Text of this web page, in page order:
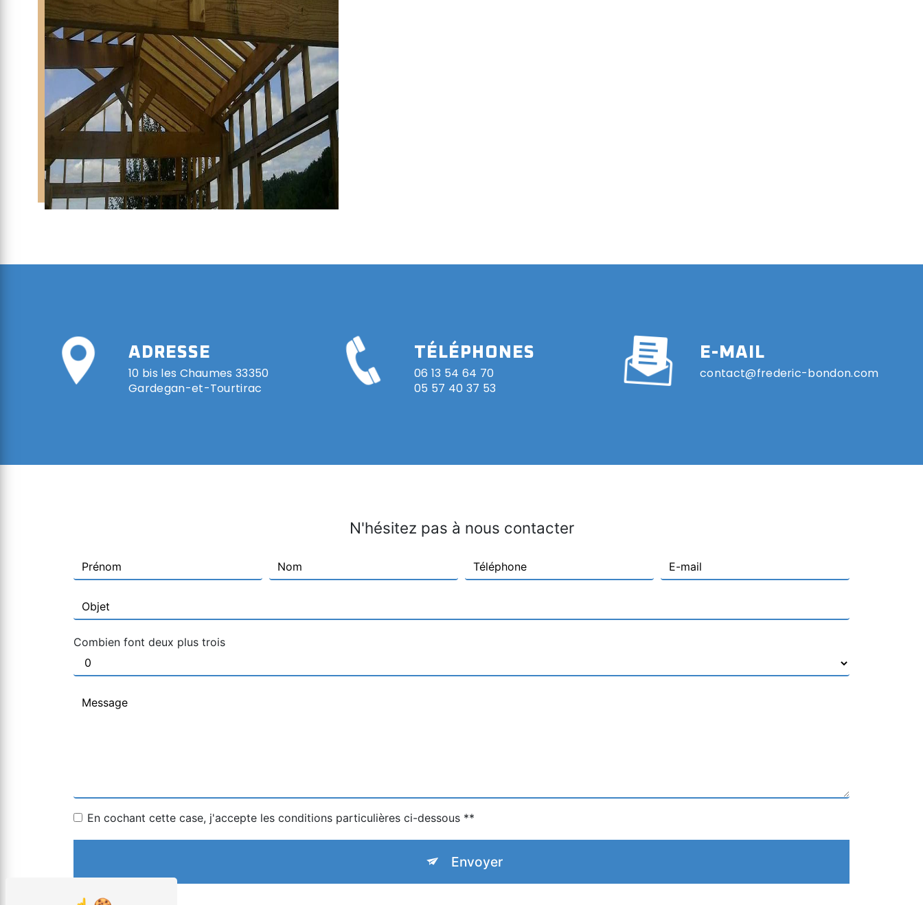
ADRESSE
10 bis les Chaumes 33350
Gardegan-et-Tourtirac
TÉLÉPHONES
06 13 54 64 70
05 57 40 37 53
E-MAIL
contact@frederic-bondon.com
N'hésitez pas à nous contacter
Combien font deux plus trois
En cochant cette case, j'accepte les conditions particulières ci-dessous **
Envoyer